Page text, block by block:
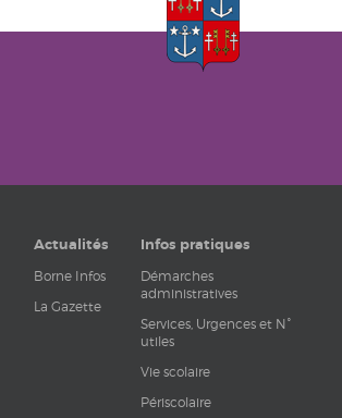
Actualités
Borne Infos
La Gazette
Infos pratiques
Démarches
administratives
Services, Urgences et N°
utiles
Vie scolaire
Périscolaire